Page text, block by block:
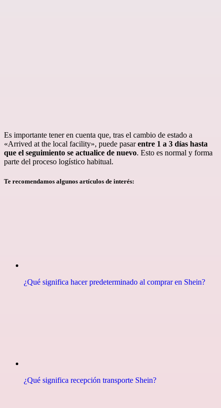
Es importante tener en cuenta que, tras el cambio de estado a
«Arrived at the local facility», puede pasarentre 1 a 3 días hasta
que el seguimiento se actualice de nuevo. Esto es normal y forma
parte del proceso logístico habitual.
Te recomendamos algunos artículos de interés:
¿Qué significa hacer predeterminado al comprar en Shein?
¿Qué significa recepción transporte Shein?